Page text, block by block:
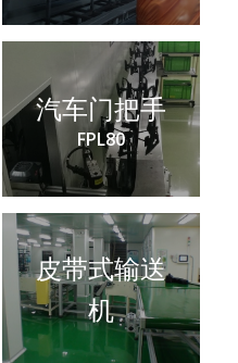
汽车门把手
FPL80
皮带式输送
机